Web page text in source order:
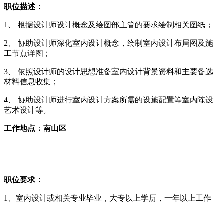
职位描述：
1、 根据设计师设计概念及绘图部主管的要求绘制相关图纸；
2、 协助设计师深化室内设计概念，绘制室内设计布局图及施
工节点详图；
3、 依照设计师的设计思想准备室内设计背景资料和主要备选
材料信息收集；
4、 协助设计师进行室内设计方案所需的设施配置等室内陈设
艺术设计等。
工作地点：南山区
职位要求：
1、室内设计或相关专业毕业，大专以上学历，一年以上工作